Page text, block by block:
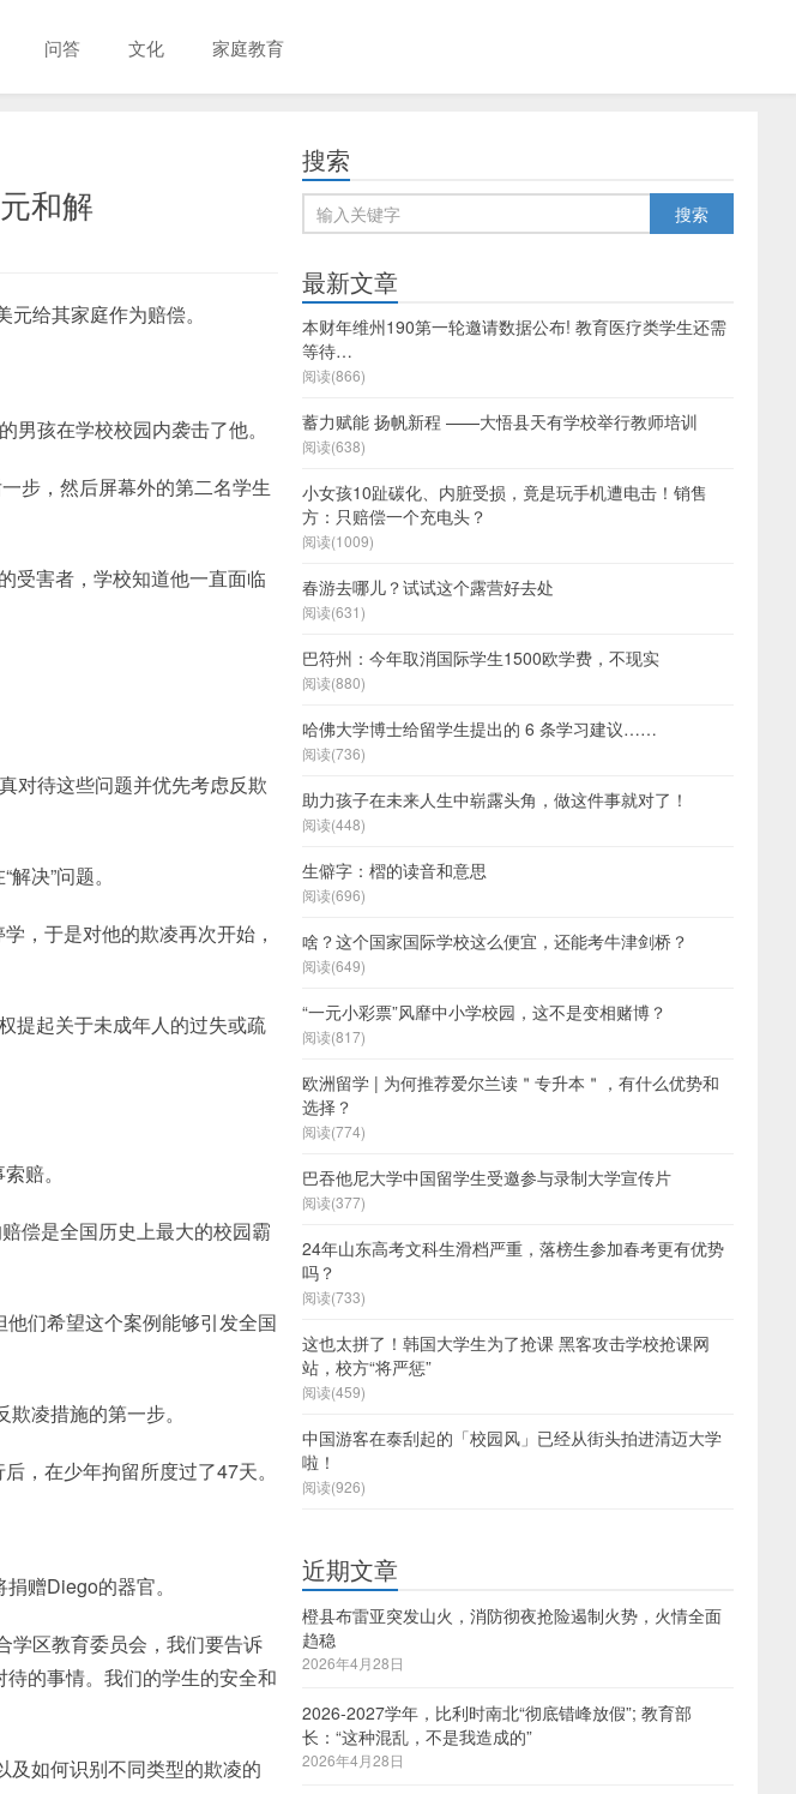
问答 文化 家庭教育
和解
给其家庭作为赔偿。
孩在学校校园内袭击了他。
步，然后屏幕外的第二名学生
受害者，学校知道他一直面临
对待这些问题并优先考虑反欺
决”问题。
，于是对他的欺凌再次开始，
提起关于未成年人的过失或疏
赔。
偿是全国历史上最大的校园霸
们希望这个案例能够引发全国
凌措施的第一步。
，在少年拘留所度过了47天。
赠Diego的器官。
学区教育委员会，我们要告诉
的事情。我们的学生的安全和
及如何识别不同类型的欺凌的
搜索
最新文章
本财年维州190第一轮邀请数据公布! 教育医疗类学生还需
等待…
阅读(866)
蓄力赋能 扬帆新程 ——大悟县天有学校举行教师培训
阅读(638)
小女孩10趾碳化、内脏受损，竟是玩手机遭电击！销售
方：只赔偿一个充电头？
阅读(1009)
春游去哪儿？试试这个露营好去处
阅读(631)
巴符州：今年取消国际学生1500欧学费，不现实
阅读(880)
哈佛大学博士给留学生提出的 6 条学习建议……
阅读(736)
助力孩子在未来人生中崭露头角，做这件事就对了！
阅读(448)
生僻字：槢的读音和意思
阅读(696)
啥？这个国家国际学校这么便宜，还能考牛津剑桥？
阅读(649)
“一元小彩票”风靡中小学校园，这不是变相赌博？
阅读(817)
欧洲留学 | 为何推荐爱尔兰读＂专升本＂，有什么优势和
选择？
阅读(774)
巴吞他尼大学中国留学生受邀参与录制大学宣传片
阅读(377)
24年山东高考文科生滑档严重，落榜生参加春考更有优势
吗？
阅读(733)
这也太拼了！韩国大学生为了抢课 黑客攻击学校抢课网
站，校方“将严惩”
阅读(459)
中国游客在泰刮起的「校园风」已经从街头拍进清迈大学
啦！
阅读(926)
近期文章
橙县布雷亚突发山火，消防彻夜抢险遏制火势，火情全面
趋稳
2026年4月28日
2026-2027学年，比利时南北“彻底错峰放假”; 教育部
长：“这种混乱，不是我造成的”
2026年4月28日